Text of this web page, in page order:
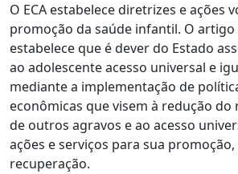
O ECA estabelece diretrizes e ações
promoção da saúde infantil. O artigo
estabelece que é dever do Estado
ao adolescente acesso universal e
mediante a implementação de
econômicas que visem à redução do
de outros agravos e ao acesso
ações e serviços para sua
recuperação.